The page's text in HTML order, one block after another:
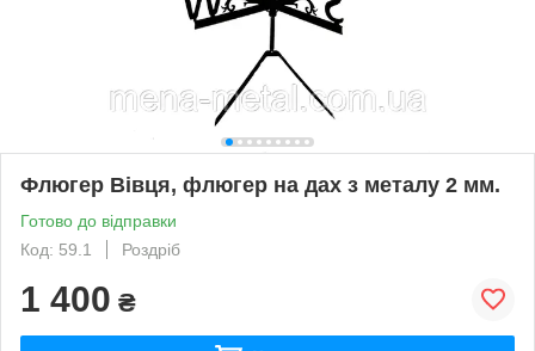
Флюгер Вівця, флюгер на дах з металу 2 мм.
Готово до відправки
Код: 59.1
Роздріб
1 400 ₴